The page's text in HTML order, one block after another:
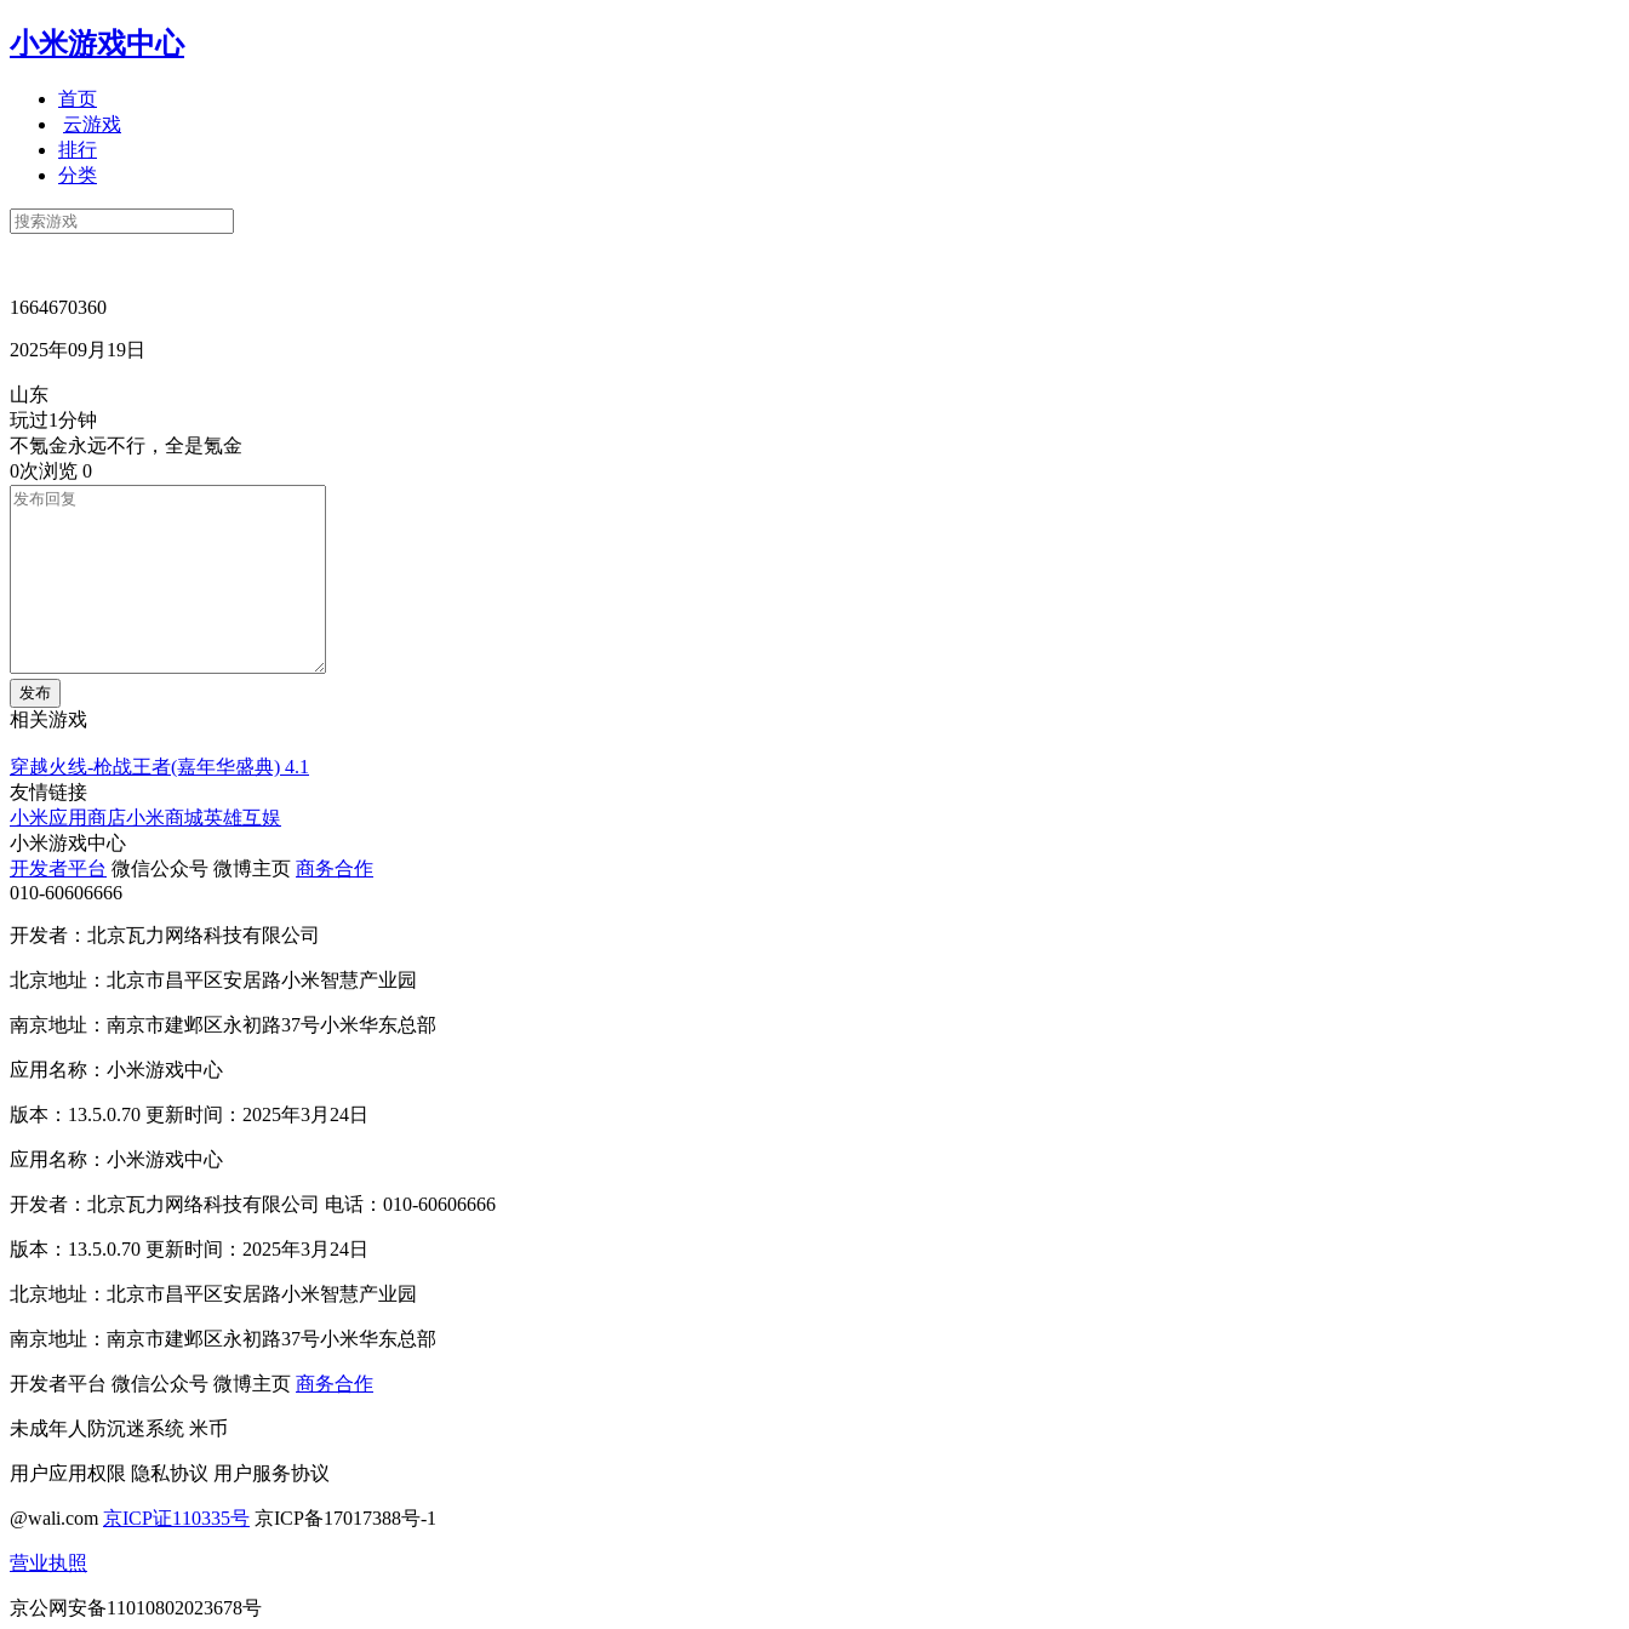
小米游戏中心
首页
云游戏
排行
分类
1664670360
2025年09月19日
山东
玩过1分钟
不氪金永远不行，全是氪金
0次浏览 0
发布
相关游戏
穿越火线-枪战王者(嘉年华盛典) 4.1
友情链接
小米应用商店小米商城英雄互娱
小米游戏中心
开发者平台 微信公众号 微博主页 商务合作
010-60606666
开发者：北京瓦力网络科技有限公司
北京地址：北京市昌平区安居路小米智慧产业园
南京地址：南京市建邺区永初路37号小米华东总部
应用名称：小米游戏中心
版本：13.5.0.70 更新时间：2025年3月24日
应用名称：小米游戏中心
开发者：北京瓦力网络科技有限公司 电话：010-60606666
版本：13.5.0.70 更新时间：2025年3月24日
北京地址：北京市昌平区安居路小米智慧产业园
南京地址：南京市建邺区永初路37号小米华东总部
开发者平台 微信公众号 微博主页 商务合作
未成年人防沉迷系统 米币
用户应用权限 隐私协议 用户服务协议
@wali.com 京ICP证110335号 京ICP备17017388号-1
营业执照
京公网安备11010802023678号